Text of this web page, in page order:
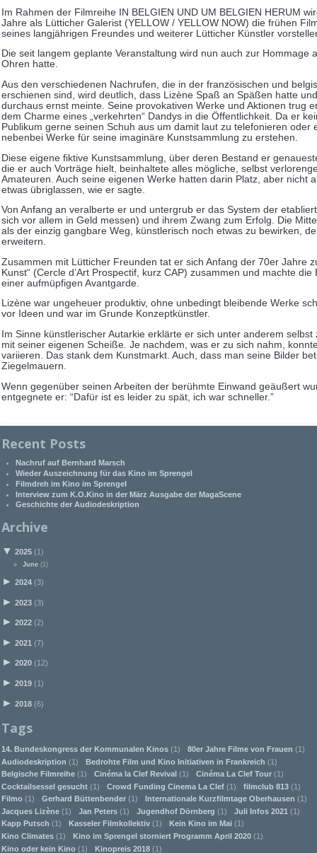
Im Rahmen der Filmreihe IN BELGIEN UND UM BELGIEN HERUM
Jahre als Lütticher Galerist (YELLOW / YELLOW NOW) die frühen
seines langjährigen Freundes und weiterer Lütticher Künstler
Die seit langem geplante Veranstaltung wird nun auch zur Hommage
Ohren hatte.
Aus den verschiedenen Nachrufen, die in der französischen und
erschienen sind, wird deutlich, dass Lizène Spaß an Späßen hatte
durchaus ernst meinte. Seine provokativen Werke und Aktionen trug
dem Charme eines „verkehrten“ Dandys in die Öffentlichkeit. Da er
Publikum gerne seinen Schuh aus um damit laut zu telefonieren oder
nebenbei Werke für seine imaginäre Kunstsammlung zu erstehen.
Diese eigene fiktive Kunstsammlung, über deren Bestand er
die er auch Vorträge hielt, beinhaltete alles mögliche, selbst
Amateuren. Auch seine eigenen Werke hatten darin Platz, aber nicht
etwas übriglassen, wie er sagte.
Von Anfang an veralberte er und untergrub er das System der
sich vor allem in Geld messen) und ihrem Zwang zum Erfolg. Die
als der einzig gangbare Weg, künstlerisch noch etwas zu bewirken,
erweitern.
Zusammen mit Lütticher Freunden tat er sich Anfang der 70er Jahre
Kunst“ (Cercle d’Art Prospectif, kurz CAP) zusammen und machte
einer aufmüpfigen Avantgarde.
Lizène war ungeheuer produktiv, ohne unbedingt bleibende Werke
vor Ideen und war im Grunde Konzeptkünstler.
Im Sinne künstlerischer Autarkie erklärte er sich unter anderem
mit seiner eigenen Scheiße. Je nachdem, was er zu sich nahm,
variieren. Das stank dem Kunstmarkt. Auch, dass man seine Bilder
Ziegelmauern.
Wenn gegenüber seinen Arbeiten der berühmte Einwand geäußert
entgegnete er: “Dafür ist es leider zu spät, ich war schneller.”
Recent Posts
Nachruf auf Bernhard Marsch
Wieder Auszeichnung für das Kino im Sprengel
Filmdreh im Kino im Sprengel
Interview zum K.O.Kino in der März Ausgabe der MagaScene
Geschichte der Audiodeskription
Archive
▼ 2025 (1)
June (1)
► 2024 (3)
► 2023 (3)
► 2022 (2)
► 2021 (7)
► 2020 (12)
► 2019 (1)
► 2018 (6)
Tags
14. Bundeskongress der Kommunalen Kinos (1) 80er Jahre Filme von Frauen (1)
Audiodeskription (1) Bedrohte Film und Kino Initiativen in Frankreich (1)
Belgische Filmreihe (1) Cinéma la Clef Revival (1) Cinéma La Clef Tour (1)
Cocktailsessel gesucht (1) Crowd Funding Cinema La Clef (1) filmclub 813 (1)
Filmo (1) Gerhard Büttenbender (1) Internationale Kurzfilmtage Oberhausen (1)
Jacques Lizène (1) Jan Peters (1) Jugendhof Dörnberg (1) Juli Infos 2021 (1)
Kapp Putsch (1) Kasseler Filmkollektiv (1) Kein Kino im Mai (1)
Kino Climates (1) Kino im Sprengel storniert Programm April 2020 (1)
Kino oder kein Kino (1) Kinopreis 2018 (1)